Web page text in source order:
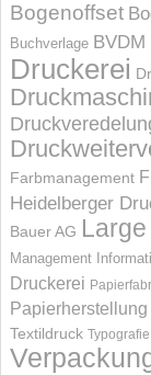
Bogenoffset
Buchverlage BVDM
Druckerei
Farbmanagement
Heidelberger
Bauer AG
Management
Druckerei
Papierherstellung
Textildruck Typografie